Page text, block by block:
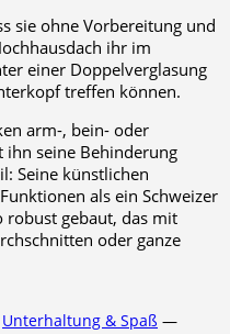
sie ohne Vorbereitung und
ihr im
einer Doppelverglasung
treffen können.
arm-, bein- oder
seine Behinderung
Seine künstlichen
als ein Schweizer
robust gebaut, das mit
oder ganze
Unterhaltung & Spaß —